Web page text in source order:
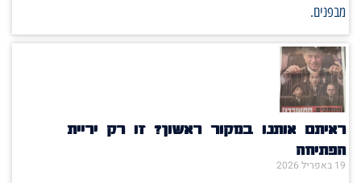
מבפנים.
ראיתם אותנו במקור ראשון? זו רק יריית
הפתיחה
19 באפריל 2026